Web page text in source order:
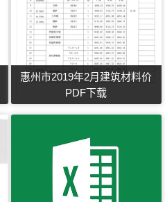
惠州市2019年2月建筑材料价
PDF下载